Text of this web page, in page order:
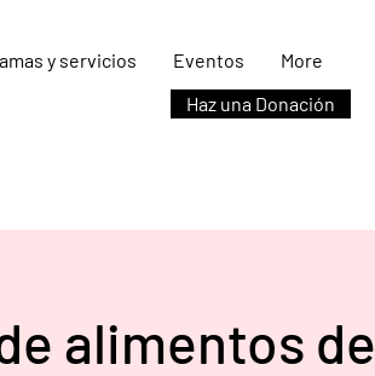
y servicios Eventos
More
Haz una Donación
alimentos de